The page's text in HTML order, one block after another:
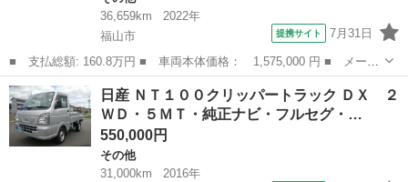
36,659km
2022年
福山市
提携サイト 7月31日
■ 支払総額: 160.8万円 ■ 車両本体価格： 1,575,000 円 ■ メーカ
ー名： 日産 ■ 車種名： ルークス ■ グレード名： ハイウェイ
スター Ｇターボプロパイロットエディション 禁煙車 純正９型ナ
ビ アラ...
広島 福山市 その他
日産 ＮＴ１００クリッパートラック ＤＸ ２
ＷＤ・５ＭＴ・純正ナビ・フルセグ・…
550,000円
その他
31,000km
2016年